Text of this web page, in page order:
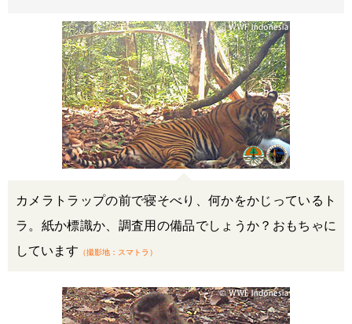
カメラトラップの前で寝そべり、何かをかじっているト
ラ。紙か標識か、調査用の備品でしょうか？おもちゃに
しています （撮影地：スマトラ）